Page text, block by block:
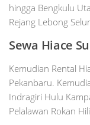
hingga Bengkulu
Rejang Lebong
Sewa Hiace
Kemudian Rental
Pekanbaru.
Indragiri Hulu
Pelalawan Rokan